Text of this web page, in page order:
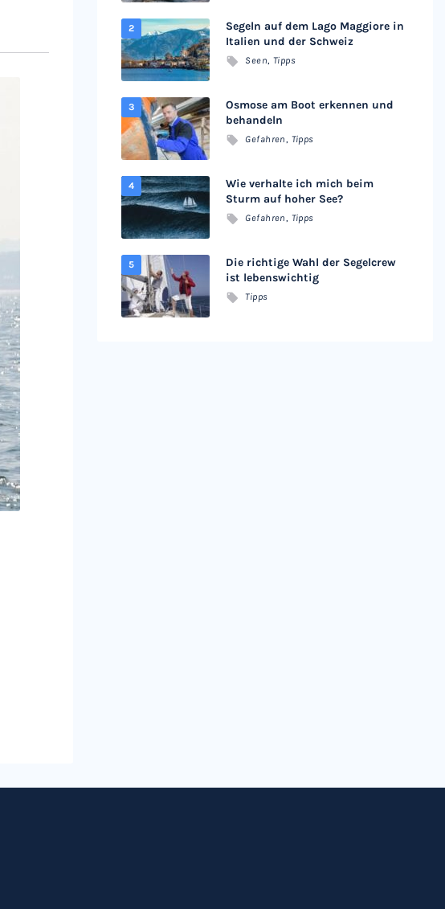
Segeln auf dem Lago Maggiore in
Italien und der Schweiz
Seen, Tipps
Osmose am Boot erkennen und
behandeln
Gefahren, Tipps
Wie verhalte ich mich beim
Sturm auf hoher See?
Gefahren, Tipps
Die richtige Wahl der Segelcrew
ist lebenswichtig
Tipps